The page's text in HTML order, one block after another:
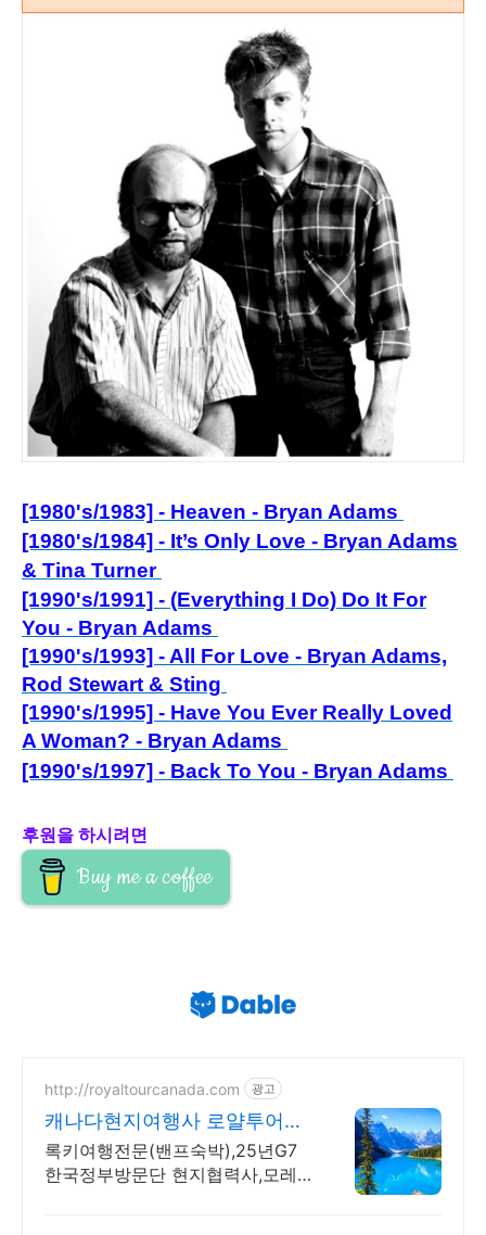
[1980's/1983] - Heaven - Bryan Adams
[1980's/1984] - It’s Only Love - Bryan Adams
& Tina Turner
[1990's/1991] - (Everything I Do) Do It For
You - Bryan Adams
[1990's/1993] - All For Love - Bryan Adams,
Rod Stewart & Sting
[1990's/1995] - Have You Ever Really Loved
A Woman? - Bryan Adams
[1990's/1997] - Back To You - Bryan Adams
후원을 하시려면
Buy me a coffee
http://royaltourcanada.com 광고
캐나다현지여행사 로얄투어
25년G7 한국방문단 협력사
록키여행전문(밴프숙박),25년G7
한국정부방문단 현지협력사,모레